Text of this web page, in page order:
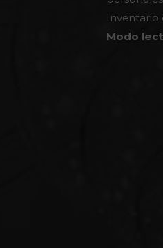
Inventario
Modo